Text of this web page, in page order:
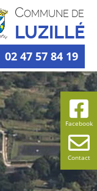
Facebook
Contact
COMMUNE DE
LUZILLÉ
02 47 57 84 19